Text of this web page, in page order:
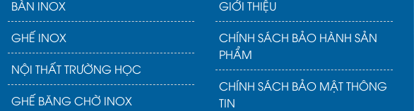
BÀN INOX
GHẾ INOX
NỘI THẤT TRƯỜNG HỌC
GHẾ BĂNG CHỜ INOX
GIỚI THIỆU
CHÍNH SÁCH BẢO HÀNH SẢN
PHẨM
CHÍNH SÁCH BẢO MẬT THÔNG
TIN